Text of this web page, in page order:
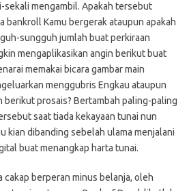
mengambil. Apakah tersebut
bankroll Kamu bergerak ataupun apakah
sungguh jumlah buat perkiraan
mengaplikasikan angin berikut buat
memakai bicara gambar main
menggubris Engkau ataupun
berikut prosais? Bertambah paling-paling
saat tiada kekayaan tunai nun
kian dibanding sebelah ulama menjalani
buat menangkap harta tunai.
cakap berperan minus belanja, oleh